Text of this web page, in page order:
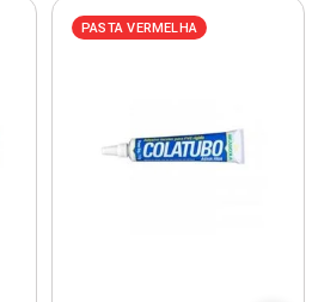
PASTA VERMELHA